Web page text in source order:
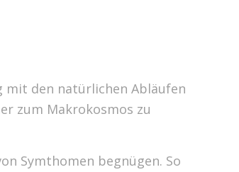
mit den natürlichen Abläufen
zum Makrokosmos zu
Symthomen begnügen. So